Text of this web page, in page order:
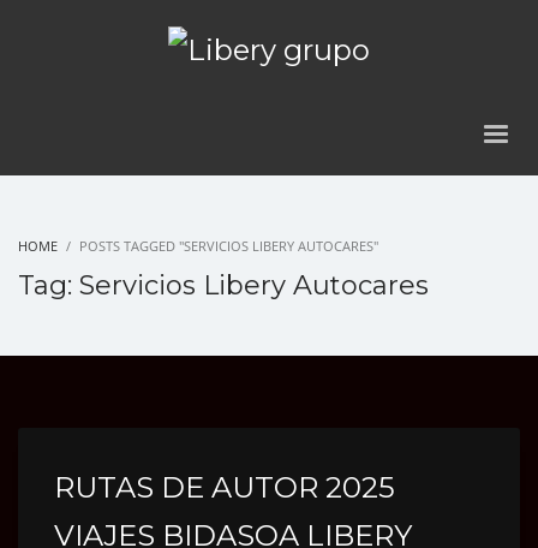
HOME POSTS TAGGED "SERVICIOS LIBERY AUTOCARES"
Tag: Servicios Libery Autocares
RUTAS DE AUTOR 2025
VIAJES BIDASOA LIBERY